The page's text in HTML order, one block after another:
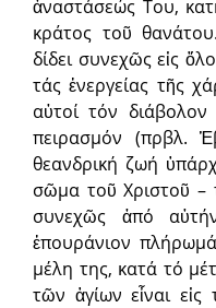
ἀναστάσεώς Του,
κράτος τοῦ
δίδει συνεχῶς εἰς
τάς ἐνεργείας τῆς
αὐτοί τόν
πειρασμόν (πρβλ.
θεανδρική ζωή
σῶμα τοῦ Χριστοῦ –
συνεχῶς ἀπό
ἐπουράνιον
μέλη της, κατά τό
τῶν ἁγίων εἶναι